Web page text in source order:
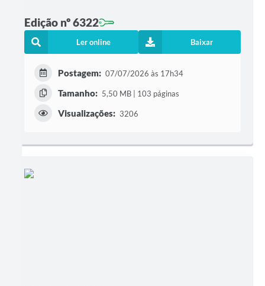
Edição nº 6322
Ler online Baixar
Postagem: 07/07/2026 às 17h34
Tamanho: 5,50 MB | 103 páginas
Visualizações: 3206